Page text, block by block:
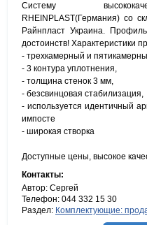
Систему
RHEINPLAST(Германия) со
Райнпласт Украина.
достоинств! Характеристики
- трехкамерный и
- 3 контура уплотнения,
- толщина стенок 3 мм,
- безсвинцовая стабилизация,
- используется идентичный
импосте
- широкая створка
Доступные цены, высокое
Контакты:
Автор: Сергей
Телефон: 044 332 15 30
Раздел: Комплектующие: